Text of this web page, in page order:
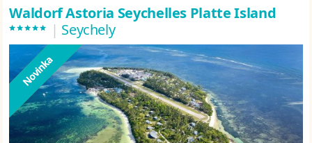
Waldorf Astoria Seychelles Platte Island
***** | Seychely